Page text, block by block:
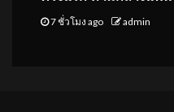
7 ชั่วโมง ago admin